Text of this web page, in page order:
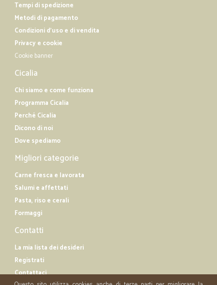
Tempi di spedizione
Metodi di pagamento
Condizioni d'uso e di vendita
Privacy e cookie
Cookie banner
Cicalia
Chi siamo e come funziona
Programma Cicalia
Perché Cicalia
Dicono di noi
Dove spediamo
Migliori categorie
Carne fresca e lavorata
Salumi e affettati
Pasta, riso e cerali
Formaggi
Contatti
La mia lista dei desideri
Registrati
Contattaci